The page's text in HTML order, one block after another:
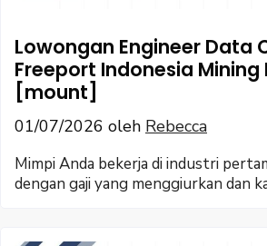
Lowongan Engineer Data
Freeport Indonesia Mining
[mount]
01/07/2026 oleh Rebecca
Mimpi Anda bekerja di industri
dengan gaji yang menggiurkan dan